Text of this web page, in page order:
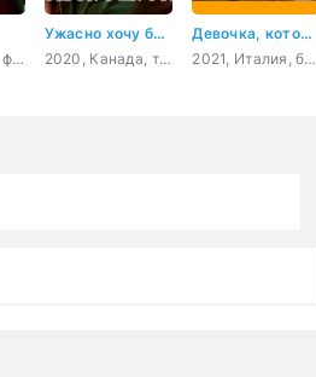
2026, Россия, фантастика, приключения, триллер
Ужасно хочу быть тобой
2020, Канада, триллер
Девочка, которая не хотела петь
2021, Италия, биография